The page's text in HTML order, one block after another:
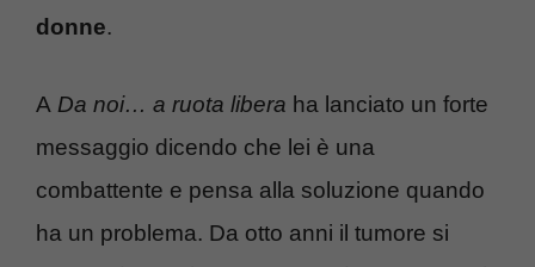
donne.
A Da noi… a ruota libera ha lanciato un forte
messaggio dicendo che lei è una
combattente e pensa alla soluzione quando
ha un problema. Da otto anni il tumore si